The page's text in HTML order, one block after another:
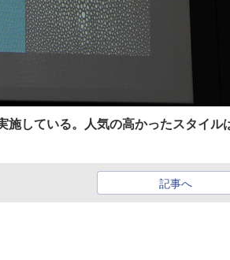
施している。人気の高かったスタイル
記事へ